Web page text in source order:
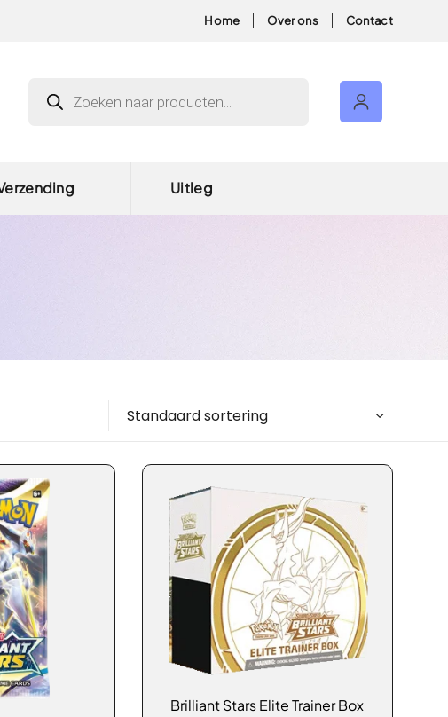
Home Over ons Contact
Uitleg
Standaard sortering
Brilliant Stars Elite Trainer Box